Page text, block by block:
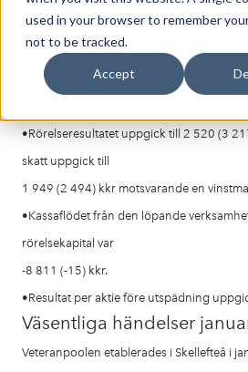
used in your browser to remember
not to be tracked.
Accept
Period 1 januari – 31 mars
•Nettoomsättningen uppgick till 64 558
en tillväxt om
•Rörelseresultatet uppgick till 2 520 (3
skatt uppgick till
1 949 (2 494) kkr motsvarande en
•Kassaflödet från den löpande
rörelsekapital var
-8 811 (-15) kkr.
•Resultat per aktie före utspädning
Väsentliga händelser
Veteranpoolen etablerades i Skellefteå i